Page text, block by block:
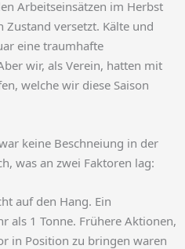
Arbeitseinsätzen im Herbst
versetzt. Kälte und
eine traumhafte
wir, als Verein, hatten mit
welche wir diese Saison
keine Beschneiung in der
was an zwei Faktoren lag:
auf den Hang. Ein
als 1 Tonne. Frühere Aktionen,
in Position zu bringen waren